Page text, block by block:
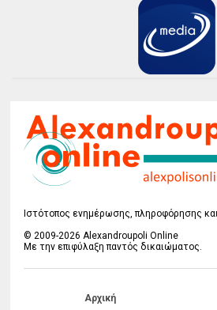
Ιστότοπος ενημέρωσης, πληροφόρησης
© 2009-2026 Alexandroupoli Online
Με την επιφύλαξη παντός δικαιώματος.
Αρχική